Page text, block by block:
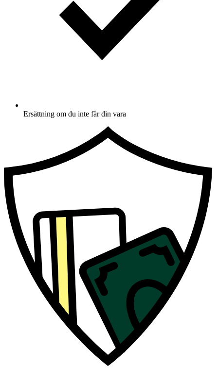
Ersättning om du inte får din vara